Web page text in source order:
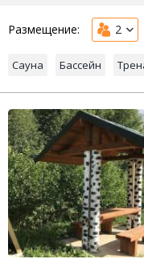
Размещение: 2
Сауна Бассейн